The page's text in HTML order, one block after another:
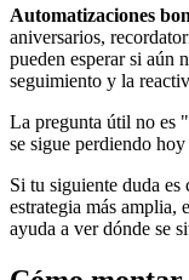
Automatizaciones
aniversarios,
pueden esperar si aún
seguimiento y la
La pregunta útil no es
se sigue perdiendo
Si tu siguiente duda es
estrategia más amplia,
ayuda a ver dónde se